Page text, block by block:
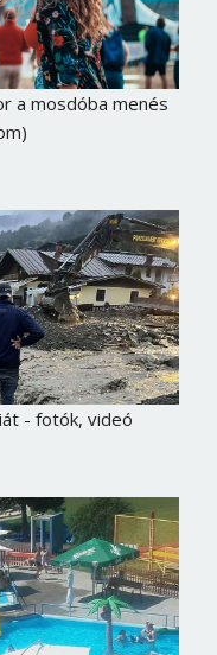
a mosdóba menés
- fotók, videó